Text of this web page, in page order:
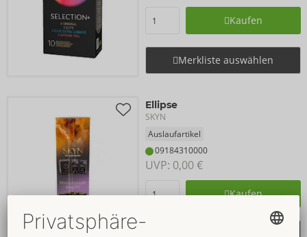
Kaufen
Merkliste auswählen
Ellipse
SKYN
Auslaufartikel
09184310000
UVP: 0,00 €
Kaufen